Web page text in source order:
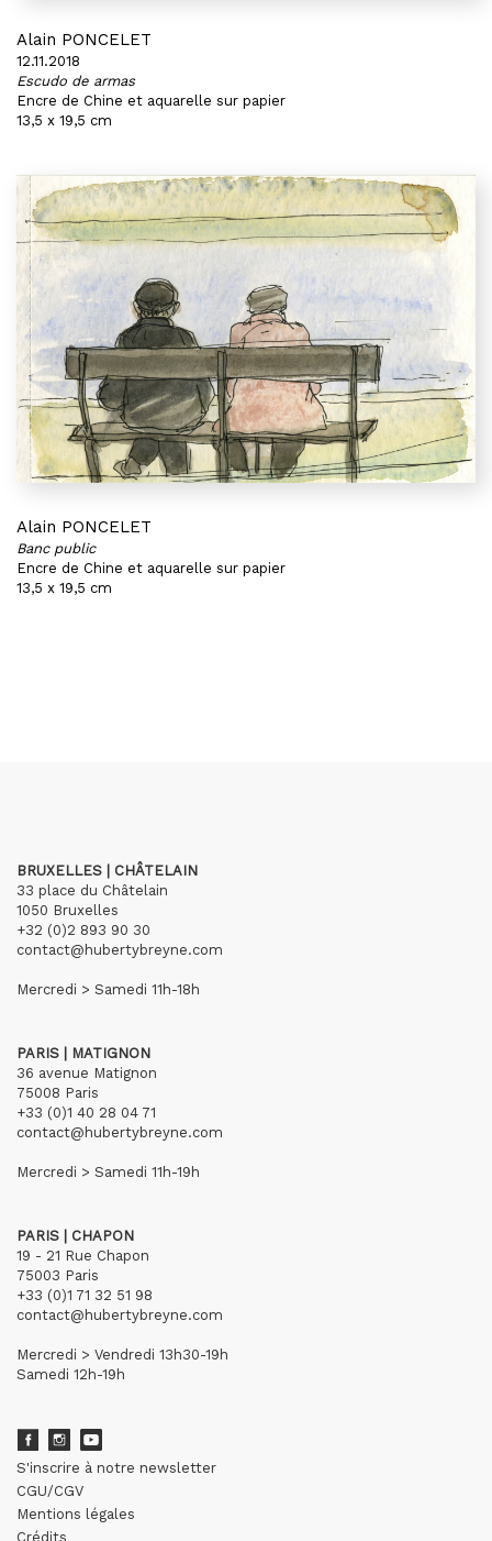
Alain PONCELET
12.11.2018
Escudo de armas
Encre de Chine et aquarelle sur papier
13,5 x 19,5 cm
Alain PONCELET
Banc public
Encre de Chine et aquarelle sur papier
13,5 x 19,5 cm
BRUXELLES | CHÂTELAIN
33 place du Châtelain
1050 Bruxelles
+32 (0)2 893 90 30
contact@hubertybreyne.com
Mercredi > Samedi 11h-18h
PARIS | MATIGNON
36 avenue Matignon
75008 Paris
+33 (0)1 40 28 04 71
contact@hubertybreyne.com
Mercredi > Samedi 11h-19h
PARIS | CHAPON
19 - 21 Rue Chapon
75003 Paris
+33 (0)1 71 32 51 98
contact@hubertybreyne.com
Mercredi > Vendredi 13h30-19h
Samedi 12h-19h
S'inscrire à notre newsletter
CGU/CGV
Mentions légales
Crédits